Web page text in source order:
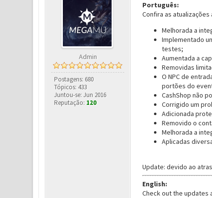
Admin
Postagens: 680
Tópicos: 433
Juntou-se: Jun 2016
Reputação: 120
Português:
Confira as
Melhorada a
Implementado
testes;
Aumentada a
Removidas
O NPC de
portões do
CashShop não
Corrigido um
Adicionada
Removido o
Melhorada a
Aplicadas
Update: devido ao
English:
Check out the updates